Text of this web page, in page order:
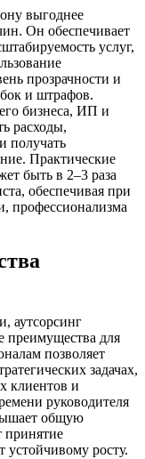
выгоднее
Он обеспечивает
услуг,
прозрачности и
и штрафов.
бизнеса, ИП и
расходы,
получать
Практические
быть в 2–3 раза
обеспечивая при
профессионализма
аутсорсинг
преимущества для
позволяет
задачах,
клиентов и
руководителя
общую
принятие
устойчивому росту.